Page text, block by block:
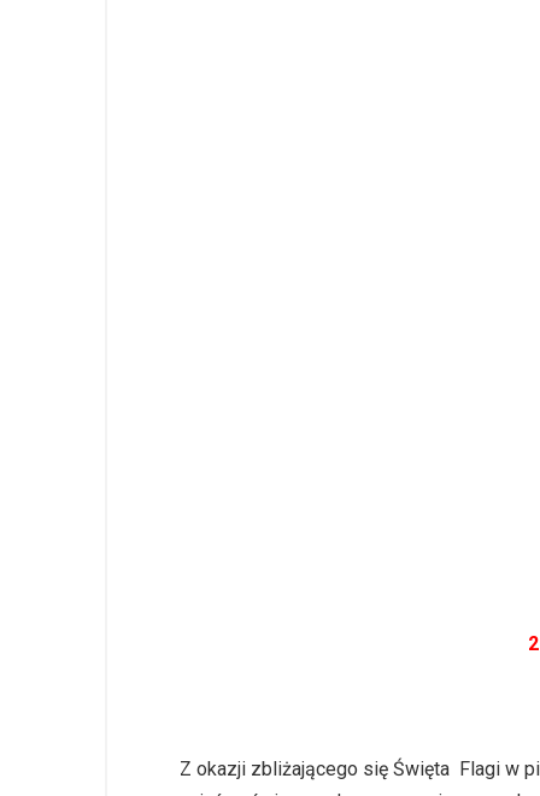
Z okazji zbliżającego się Święta Flagi w